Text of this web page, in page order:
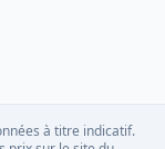
à titre indicatif.